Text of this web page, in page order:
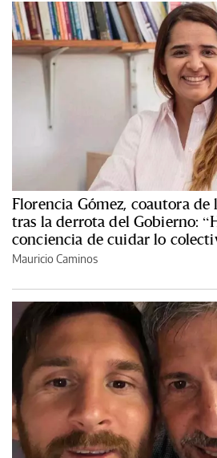
Florencia Gómez, coautora de
tras la derrota del Gobierno:
conciencia de cuidar lo
Mauricio Caminos